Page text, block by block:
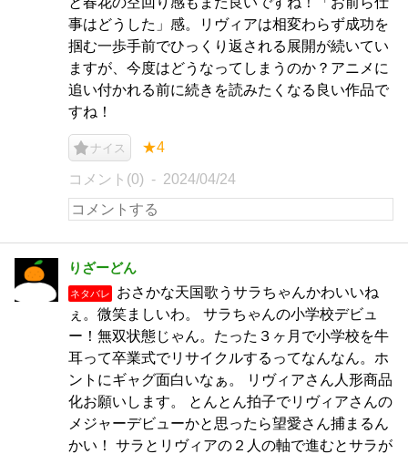
事はどうした」感。リヴィアは相変わらず成功を
掴む一歩手前でひっくり返される展開が続いてい
ますが、今度はどうなってしまうのか？アニメに
追い付かれる前に続きを読みたくなる良い作品で
すね！
ナイス ★4
コメント(0) 2024/04/24
りざーどん
ネタバレ
おさかな天国歌うサラちゃんかわいいね
ぇ。微笑ましいわ。 サラちゃんの小学校デビュ
ー！無双状態じゃん。たった３ヶ月で小学校を牛
耳って卒業式でリサイクルするってなんなん。ホ
ントにギャグ面白いなぁ。 リヴィアさん人形商品
化お願いします。 とんとん拍子でリヴィアさんの
メジャーデビューかと思ったら望愛さん捕まるん
かい！ サラとリヴィアの２人の軸で進むとサラが